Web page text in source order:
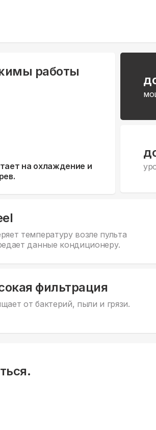
работы
на охлаждение и
температуру возле пульта
данные кондиционеру.
фильтрация
от бактерий, пыли и грязи.